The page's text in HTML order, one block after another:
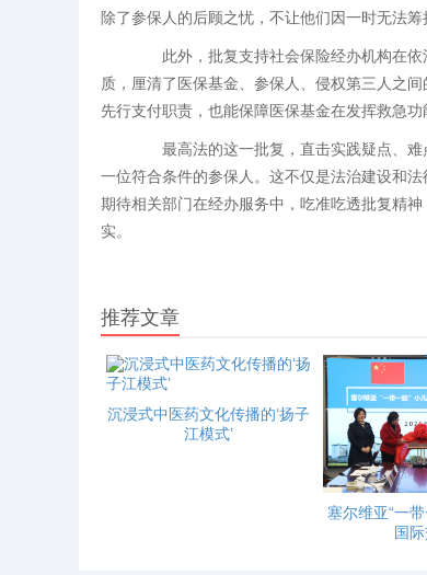
除了参保人的后顾之忧，不让他们因一时无法
此外，批复支持社会保险经办机构在依
质，厘清了医保基金、参保人、侵权第三人之
先行支付职责，也能保障医保基金在发挥救急
最高法的这一批复，直击实践疑点、难
一位符合条件的参保人。这不仅是法治建设和
期待相关部门在经办服务中，吃准吃透批复精
实。
推荐文章
沉浸式中医药文化传播的‘扬子
江模式’
塞尔维亚“一
国